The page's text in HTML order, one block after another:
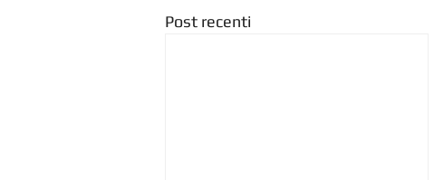
Post recenti